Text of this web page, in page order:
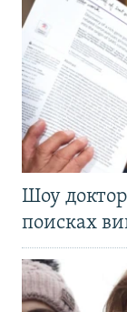
Шоу
поисках